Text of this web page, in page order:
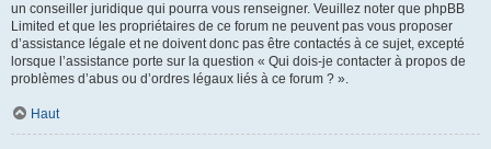
un conseiller juridique qui pourra vous renseigner. Veuillez noter que phpBB
Limited et que les propriétaires de ce forum ne peuvent pas vous proposer
d’assistance légale et ne doivent donc pas être contactés à ce sujet, excepté
lorsque l’assistance porte sur la question « Qui dois-je contacter à propos de
problèmes d’abus ou d’ordres légaux liés à ce forum ? ».
Haut